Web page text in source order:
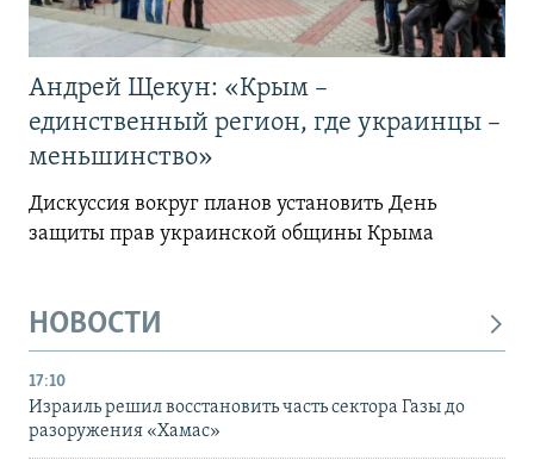
Андрей Щекун: «Крым –
единственный регион, где украинцы –
меньшинство»
Дискуссия вокруг планов установить День
защиты прав украинской общины Крыма
НОВОСТИ
17:10
Израиль решил восстановить часть сектора Газы до
разоружения «Хамас»